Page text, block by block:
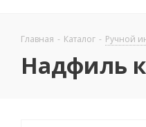
Главная - Каталог - Ручной
Надфиль